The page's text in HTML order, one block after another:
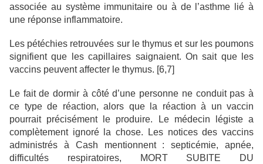
associée au système immunitaire ou à de l’asthme lié à
une réponse inflammatoire.
Les pétéchies retrouvées sur le thymus et sur les poumons
signifient que les capillaires saignaient. On sait que les
vaccins peuvent affecter le thymus. [6,7]
Le fait de dormir à côté d’une personne ne conduit pas à
ce type de réaction, alors que la réaction à un vaccin
pourrait précisément le produire. Le médecin légiste a
complètement ignoré la chose. Les notices des vaccins
administrés à Cash mentionnent : septicémie, apnée,
difficultés respiratoires, MORT SUBITE DU